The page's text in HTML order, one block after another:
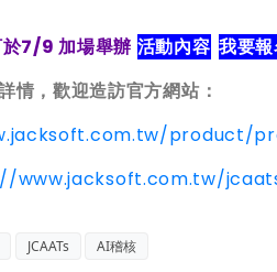
7/9 加場舉辦 活動內容 我要報
情，歡迎造訪官方網站：
product/
www.jacksoft.com.tw/
JCAATs AI稽核